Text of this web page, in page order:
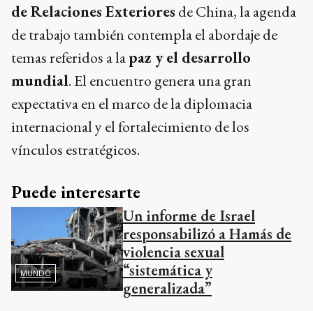
de Relaciones Exteriores de China, la agenda
de trabajo también contempla el abordaje de
temas referidos a lapaz y el desarrollo
mundial. El encuentro genera una gran
expectativa en el marco de la diplomacia
internacional y el fortalecimiento de los
vínculos estratégicos.
Puede interesarte
MUNDO
Un informe de Israel
responsabilizó a Hamás de
violencia sexual
“sistemática y
generalizada”